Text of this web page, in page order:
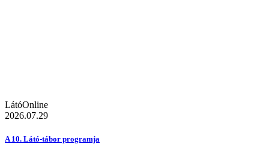
LátóOnline
2026.07.29
A 10. Látó-tábor programja